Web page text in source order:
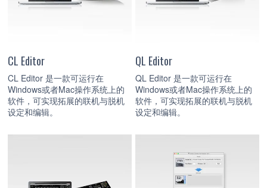
CL Editor
CL Editor 是一款可运行在
Windows或者Mac操作系统上的
软件，可实现拓展的联机与脱机
设定和编辑。
QL Editor
QL Editor 是一款可运行在
Windows或者Mac操作系统上的
软件，可实现拓展的联机与脱机
设定和编辑。